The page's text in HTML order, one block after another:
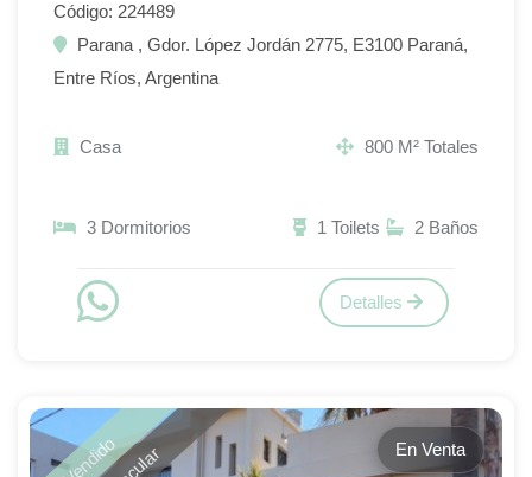
Código: 224489
Parana , Gdor. López Jordán 2775, E3100 Paraná,
Entre Ríos, Argentina
Casa 800 M² Totales
3 Dormitorios 2 Baños
1 Toilets
Detalles
Vendido En Venta